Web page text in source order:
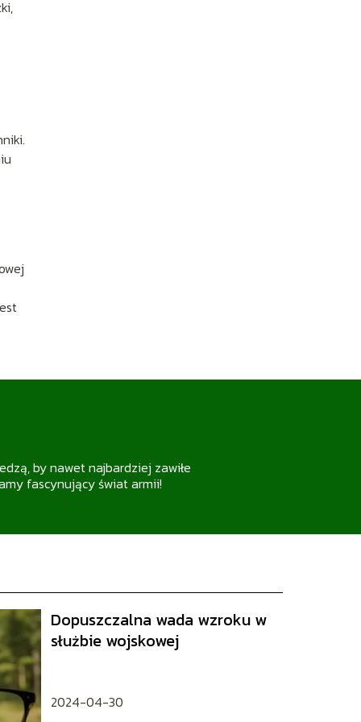
by nawet najbardziej zawiłe
fascynujący świat armii!
Dopuszczalna wada wzroku w
służbie wojskowej
2024-04-30